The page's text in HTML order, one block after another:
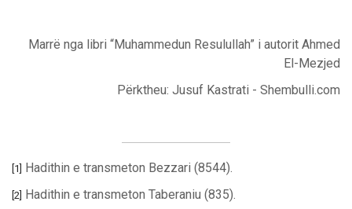
Marrë nga libri “Muhammedun Resulullah” i autorit Ahmed
El-Mezjed
Përktheu: Jusuf Kastrati - Shembulli.com
[1] Hadithin e transmeton Bezzari (8544).
[2] Hadithin e transmeton Taberaniu (835).